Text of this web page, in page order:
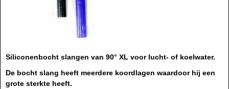
Siliconenbocht slangen van 90° XL voor lucht- of koelwater.
De bocht slang heeft meerdere koordlagen waardoor hij een
grote sterkte heeft.